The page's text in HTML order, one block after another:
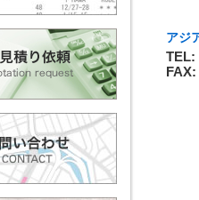
アジ
TEL:
FAX: